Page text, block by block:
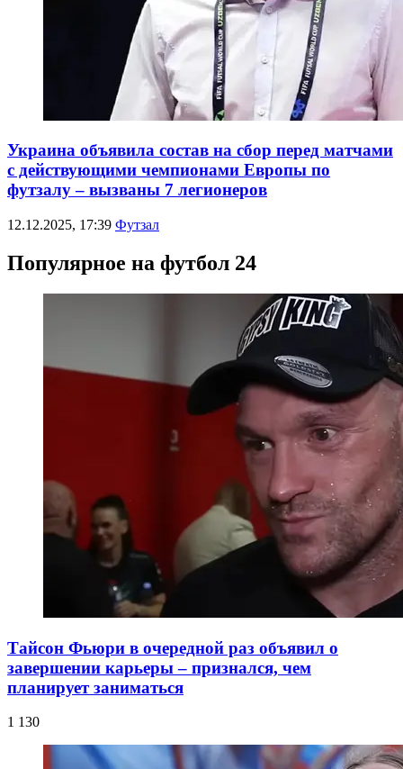
Украина объявила состав на сбор перед матчами
с действующими чемпионами Европы по
футзалу – вызваны 7 легионеров
12.12.2025, 17:39 Футзал
Популярное на футбол 24
Тайсон Фьюри в очередной раз объявил о
завершении карьеры – признался, чем
планирует заниматься
1 130